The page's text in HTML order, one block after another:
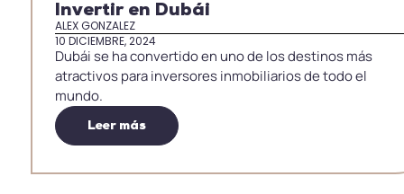
Invertir en Dubái
ALEX GONZALEZ
10 DICIEMBRE, 2024
Dubái se ha convertido en uno de los destinos más
atractivos para inversores inmobiliarios de todo el
mundo.
Leer más